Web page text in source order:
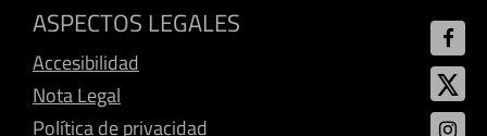
ASPECTOS LEGALES
Accesibilidad
Nota Legal
Política de privacidad